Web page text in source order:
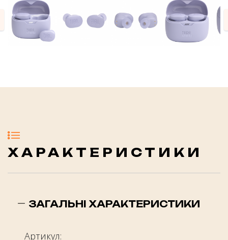
ХАРАКТЕРИСТИКИ
ЗАГАЛЬНІ ХАРАКТЕРИСТИКИ
Артикул: